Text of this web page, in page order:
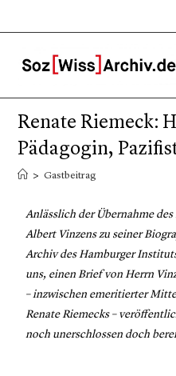
Renate Riemeck:
Pädagogin,
> Gastbeitrag
Anlässlich der Übernahme
Albert Vinzens zu seiner
Archiv des Hamburger
uns, einen Brief von Herrn
– inzwischen emeritierter
Renate Riemecks –
noch unerschlossen doch